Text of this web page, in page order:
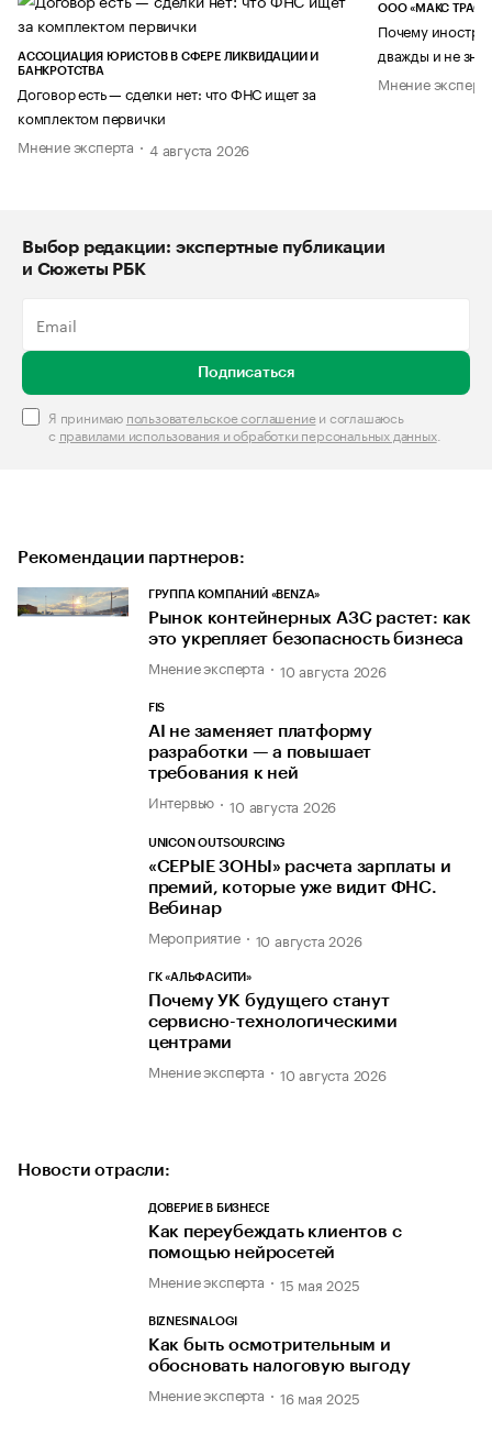
АССОЦИАЦИЯ ЮРИСТОВ В СФЕРЕ ЛИКВИДАЦИИ И
БАНКРОТСТВА
Договор есть — сделки нет: что ФНС ищет за
комплектом первички
Мнение эксперта
4 августа 2026
ООО «МАКС ТРАСТ»
Почему
дважды и не
Мнение
Выбор редакции: экспертные публикации
и Сюжеты РБК
Подписаться
Я принимаю пользовательское соглашениеи соглашаюсь
с правилами использования и обработки персональных данных.
Рекомендации партнеров:
ГРУППА КОМПАНИЙ «BENZA»
Рынок контейнерных АЗС растет: как
это укрепляет безопасность бизнеса
Мнение эксперта 10 августа 2026
FIS
AI не заменяет платформу
разработки — а повышает
требования к ней
Интервью 10 августа 2026
UNICON OUTSOURCING
«СЕРЫЕ ЗОНЫ» расчета зарплаты и
премий, которые уже видит ФНС.
Вебинар
Мероприятие 10 августа 2026
ГК «АЛЬФАСИТИ»
Почему УК будущего станут
сервисно-технологическими
центрами
Мнение эксперта 10 августа 2026
Новости отрасли:
ДОВЕРИЕ В БИЗНЕСЕ
Как переубеждать клиентов с
помощью нейросетей
Мнение эксперта 15 мая 2025
BIZNESINALOGI
Как быть осмотрительным и
обосновать налоговую выгоду
Мнение эксперта 16 мая 2025